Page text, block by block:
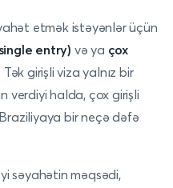
etmək istəyənlər üçün
entry) və ya çox
girişli viza yalnız bir
verdiyi halda, çox girişli
bir neçə dəfə
səyahətin məqsədi,